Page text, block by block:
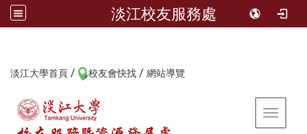
淡江校友服務處
淡江大學首頁 / 校友會快找 / 網站導覽
Toggle